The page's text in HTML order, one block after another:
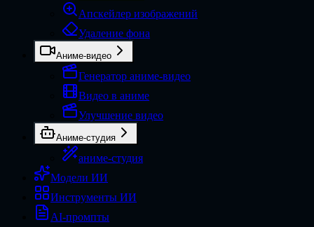
Апскейлер изображений
Удаление фона
Аниме-видео
Генератор аниме-видео
Видео в аниме
Улучшение видео
Аниме-студия
аниме-студия
Модели ИИ
Инструменты ИИ
AI-промпты